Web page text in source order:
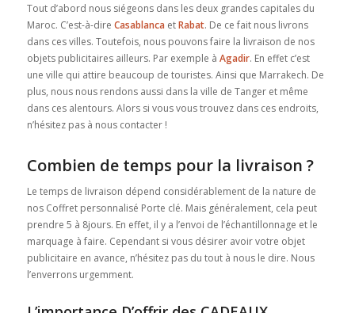
Tout d’abord nous siégeons dans les deux grandes capitales du
Maroc. C’est-à-dire Casablanca etRabat. De ce fait nous livrons
dans ces villes. Toutefois, nous pouvons faire la livraison de nos
objets publicitaires ailleurs. Par exemple à Agadir. En effet c’est
une ville qui attire beaucoup de touristes. Ainsi que Marrakech. De
plus, nous nous rendons aussi dans la ville de Tanger et même
dans ces alentours. Alors si vous vous trouvez dans ces endroits,
n’hésitez pas à nous contacter !
Combien de temps pour la livraison ?
Le temps de livraison dépend considérablement de la nature de
nos Coffret personnalisé Porte clé. Mais généralement, cela peut
prendre 5 à 8jours. En effet, il y a l’envoi de l’échantillonnage et le
marquage à faire. Cependant si vous désirer avoir votre objet
publicitaire en avance, n’hésitez pas du tout à nous le dire. Nous
l’enverrons urgemment.